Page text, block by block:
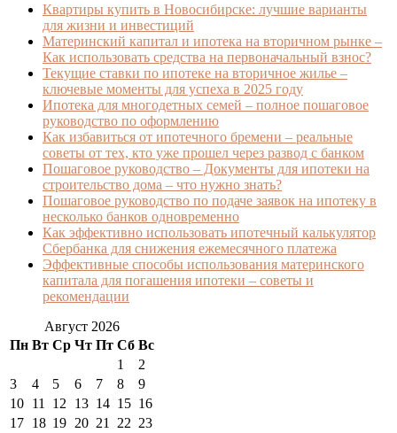
Квартиры купить в Новосибирске: лучшие варианты
для жизни и инвестиций
Материнский капитал и ипотека на вторичном рынке –
Как использовать средства на первоначальный взнос?
Текущие ставки по ипотеке на вторичное жилье –
ключевые моменты для успеха в 2025 году
Ипотека для многодетных семей – полное пошаговое
руководство по оформлению
Как избавиться от ипотечного бремени – реальные
советы от тех, кто уже прошел через развод с банком
Пошаговое руководство – Документы для ипотеки на
строительство дома – что нужно знать?
Пошаговое руководство по подаче заявок на ипотеку в
несколько банков одновременно
Как эффективно использовать ипотечный калькулятор
Сбербанка для снижения ежемесячного платежа
Эффективные способы использования материнского
капитала для погашения ипотеки – советы и
рекомендации
Август 2026
Пн Вт Ср Чт Пт Сб Вс
1
2
3
4 5 6 7 8
9
10 11 12 13 14 15 16
17 18 19 20 21 22 23